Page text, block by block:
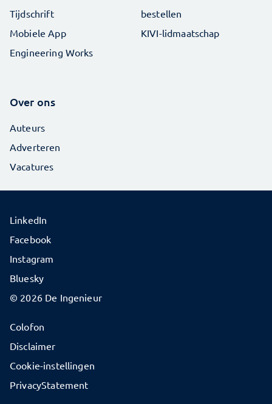
Tijdschrift
Mobiele App
Engineering Works
bestellen
KIVI-lidmaatschap
Over ons
Auteurs
Adverteren
Vacatures
© 2026 De Ingenieur
Colofon
Disclaimer
Cookie-instellingen
PrivacyStatement
LinkedIn
Facebook
Instagram
Bluesky